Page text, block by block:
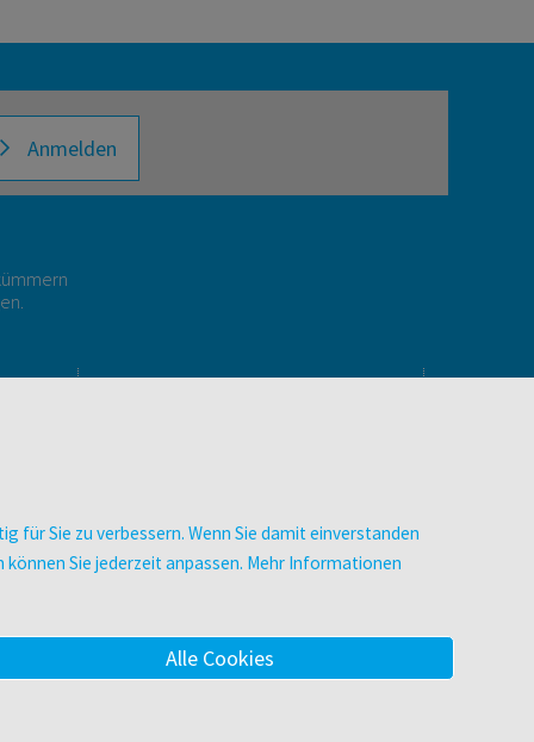
Anmelden
Datenschutz & Cookies
AGB
für Sie zu verbessern. Wenn Sie damit einverstanden
Sie jederzeit anpassen. Mehr Informationen
Alle Cookies